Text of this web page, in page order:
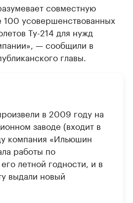
совместную
100 усовершенствованных
Ту-214 для нужд
— сообщили в
главы.
в 2009 году на
заводе (входит в
компания «Ильюшин
работы по
летной годности, и в
выдали новый